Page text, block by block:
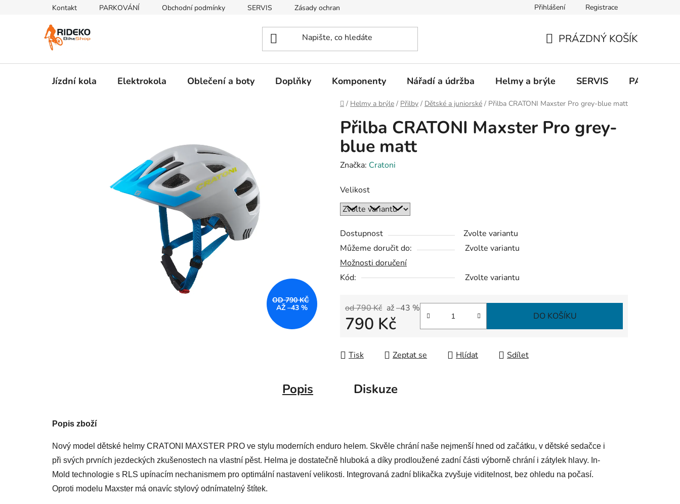
Kontakt PARKOVÁNÍ Obchodní podmínky SERVIS Zásady ochrany osobních údajů Přihlášení Registrace
KOŠÍK
PRÁZDNÝ KOŠÍK
Jízdní kola Elektrokola Oblečení a boty Doplňky Komponenty Nářadí a údržba Helmy a brýle SERVIS
Domů
/ Helmy a brýle / Přilby / Dětské a juniorské / Přilba CRATONI Maxster Pro grey-blue matt
Přilba CRATONI Maxster Pro grey-
blue matt
Značka: Cratoni
Velikost
Dostupnost
Zvolte variantu
Můžeme doručit do:
Zvolte variantu
Možnosti doručení
Kód:
Zvolte variantu
od 790 Kč až –43 %
790 Kč DO KOŠÍKU
Tisk Zeptat se Hlídat Sdílet
OD 790 KČ
AŽ –43 %
Popis Diskuze
Popis zboží
Nový model dětské helmy CRATONI MAXSTER PRO ve stylu moderních enduro helem. Skvěle chrání naše nejmenší hned od začátku, v dětské sedačce i
při svých prvních jezdeckých zkušenostech na vlastní pěst. Helma je dostatečně hluboká a díky prodloužené zadní části výborně chrání i zátylek hlavy. In-
Mold technologie s RLS upínacím nechanismem pro optimální nastavení velikosti. Integrovaná zadní blikačka zvyšuje viditelnost, bez ohledu na počasí.
Oproti modelu Maxster má onavíc stylový odnímatelný štítek.